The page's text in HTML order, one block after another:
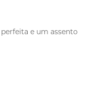
e um assento